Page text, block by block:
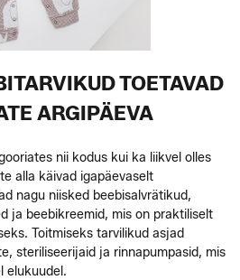
TOETAVAD
ARGIPÄEVA
nii kodus kui ka liikvel olles
alla käivad igapäevaselt
nagu niisked beebisalvrätikud,
ja beebikreemid, mis on praktiliselt
Toitmiseks tarvilikud asjad
steriliseerijaid ja rinnapumpasid, mis
elukuudel.